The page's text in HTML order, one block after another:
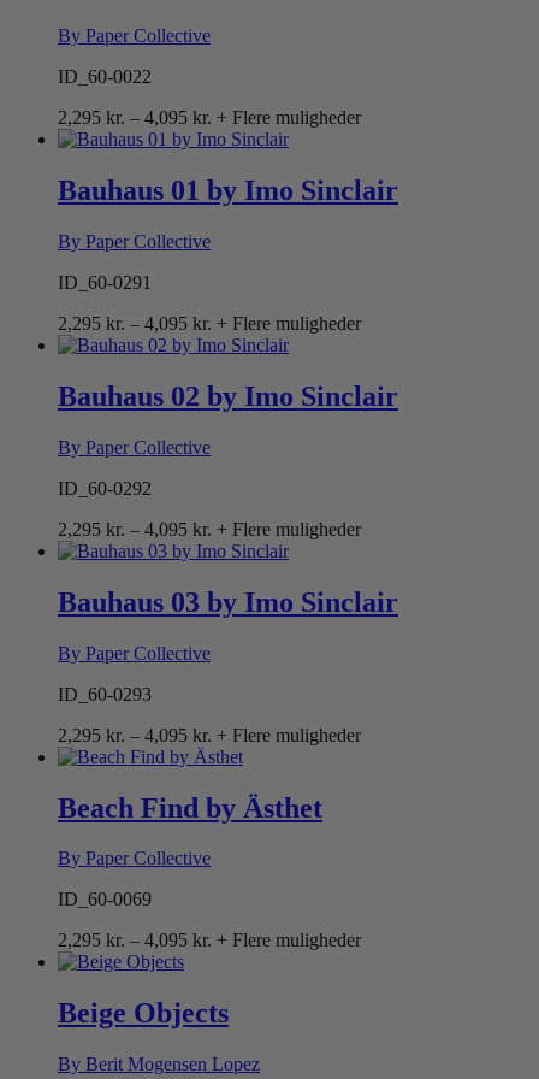
By Paper Collective
ID_60-0022
2,295 kr. – 4,095 kr. Prisinterval:
2,295 kr.
4,095 kr.
+ Flere muligheder
Bauhaus 01 by Imo Sinclair
By Paper Collective
ID_60-0291
2,295 kr. – 4,095 kr. Prisinterval:
2,295 kr.
4,095 kr.
+ Flere muligheder
Bauhaus 02 by Imo Sinclair
By Paper Collective
ID_60-0292
2,295 kr. – 4,095 kr. Prisinterval:
2,295 kr.
4,095 kr.
+ Flere muligheder
Bauhaus 03 by Imo Sinclair
By Paper Collective
ID_60-0293
2,295 kr. – 4,095 kr. Prisinterval:
2,295 kr.
4,095 kr.
+ Flere muligheder
Beach Find by Ästhet
By Paper Collective
ID_60-0069
2,295 kr. – 4,095 kr. Prisinterval:
4,095 kr.
+ Flere muligheder
Beige Objects
By Berit Mogensen Lopez